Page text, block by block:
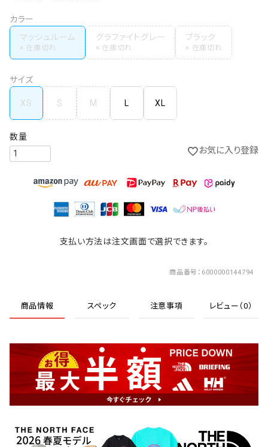
カラー
マッシュルーム
グラファイトグレー ブラック
サイズ
XS S M L XL
お気に入り登録
支払い方法は注文画面で選択できます。
商品番号 6000000144794
商品情報 スペック 注意事項 レビュー（0）